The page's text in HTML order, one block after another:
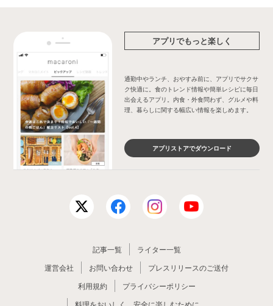
アプリでもっと楽しく
通勤中やランチ、おやすみ前に、アプリでサクサ
ク快適に。食のトレンド情報や簡単レシピに毎日
出会えるアプリ。内食・外食問わず、グルメや料
理、暮らしに関する幅広い情報を楽しめます。
アプリストアでダウンロード
記事一覧
ライター一覧
運営会社
お問い合わせ
プレスリリースのご送付
利用規約
プライバシーポリシー